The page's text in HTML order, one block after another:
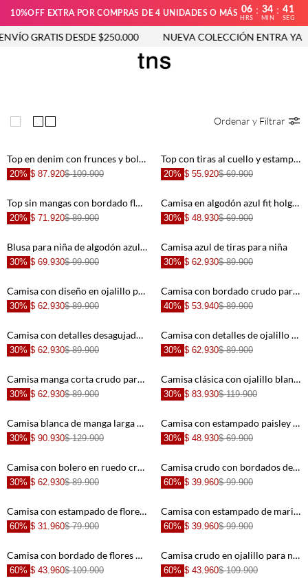
10%OFF EXTRA POR COMPRAS DE 4 UNIDADES O MÁS 06
HRS
: 34
MIN
: 41
SEG
GRATIS DESDE $250.000 NUEVA COLECCIÓN ENTRA YA
Ordenar y Filtrar
+
Top en denim con frunces y bolero en azul para niña
20% $ 87.920$ 109.900
+
Top con tiras al cuello y estampado bordado en azul para niña
20% $ 55.920$ 69.900
+
Top sin mangas con bordado floral en azul claro para niña
20% $ 71.920$ 89.900
+
Camisa en algodón azul fit holgado para niña
30% $ 48.930$ 69.900
+
Blusa para niña de algodón azul lavado crop con lazo en el tirante
30% $ 69.930$ 99.900
+
Camisa azul de tiras para niña
30% $ 62.930$ 89.900
+
Camisa con diseño en ojalillo para niña
30% $ 62.930$ 89.900
+
Camisa con bordado crudo para niña
40% $ 53.940$ 89.900
+
Camisa con detalles desagujados crudo para niña
30% $ 62.930$ 89.900
+
Camisa con detalles de ojalillo crudo para niña
30% $ 62.930$ 89.900
+
Camisa manga corta crudo para niña con textura lisa
30% $ 62.930$ 89.900
+
Camisa clásica con ojalillo blanca para niña
30% $ 83.930$ 119.900
Camisa blanca de manga larga con volumen para niña
30% $ 90.930$ 129.900
Camisa con estampado paisley para niña
30% $ 48.930$ 69.900
Camisa con bolero en ruedo crudo para niña
30% $ 62.930$ 89.900
Camisa crudo con bordados de flores para niña
60% $ 39.960$ 99.900
Camisa con estampado de flores para niña
60% $ 31.960$ 79.900
Camisa con estampado de mariposas para niña
60% $ 39.960$ 99.900
Camisa con bordado de flores para niña
60% $ 43.960$ 109.900
Camisa crudo en ojalillo para niña
60% $ 43.960$ 109.900